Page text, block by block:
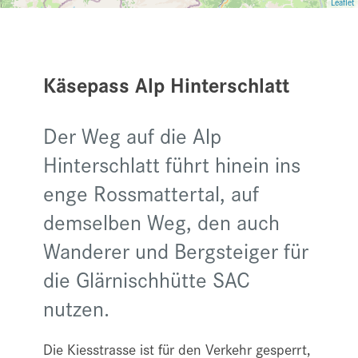
Käsepass Alp Hinterschlatt
Der Weg auf die Alp
Hinterschlatt führt hinein ins
enge Rossmattertal, auf
demselben Weg, den auch
Wanderer und Bergsteiger für
die Glärnischhütte SAC
nutzen.
Die Kiesstrasse ist für den Verkehr gesperrt,